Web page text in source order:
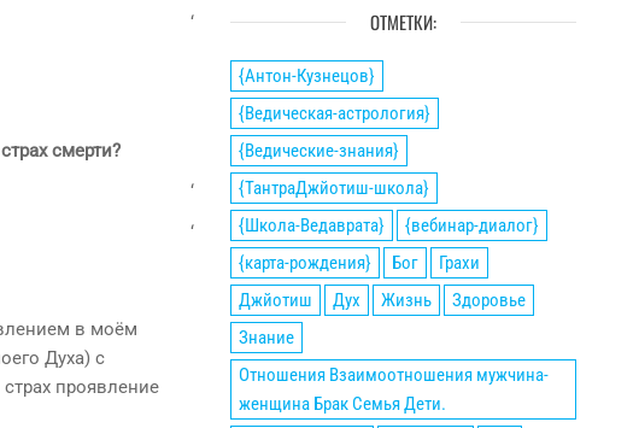
‘
смерти?
‘
‘
в моём
Духа) с
проявление
ОТМЕТКИ:
{Антон-Кузнецов}
{Ведическая-астрология}
{Ведические-знания}
{ТантраДжйотиш-школа}
{Школа-Ведаврата}
{вебинар-диалог}
{карта-рождения}
Бог
Грахи
Джйотиш
Дух Жизнь
Здоровье
Знание
Отношения Взаимоотношения мужчина-
женщина Брак Семья Дети.